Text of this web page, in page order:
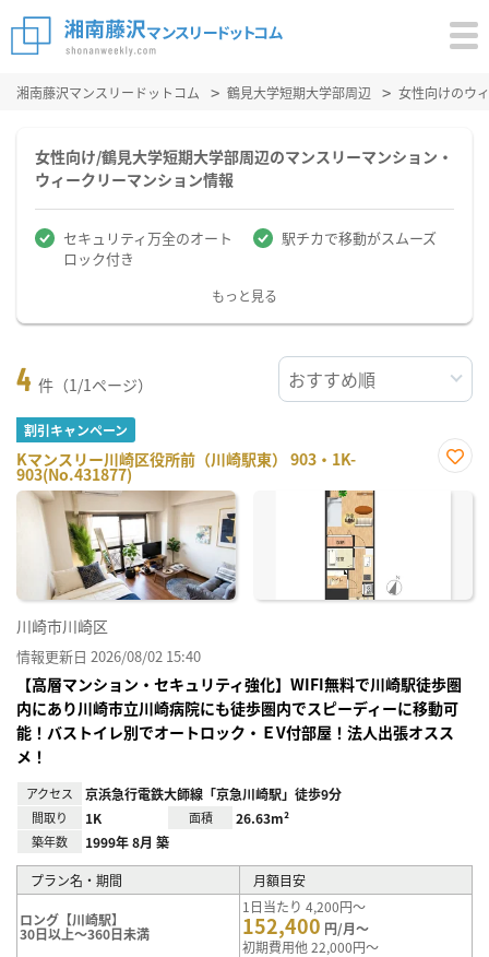
湘南藤沢マンスリードットコム 鶴見大学短期大学部周辺 女性向けのウ
女性向け/鶴見大学短期大学部周辺のマンスリーマンション・
ウィークリーマンション情報
セキュリティ万全のオート
ロック付き
駅チカで移動がスムーズ
もっと見る
4 件（1/1ページ）
割引キャンペーン
Kマンスリー川崎区役所前（川崎駅東） 903・1K-
903(No.431877)
に入
川崎市川崎区
情報更新日 2026/08/02 15:40
【高層マンション・セキュリティ強化】WIFI無料で川崎駅徒歩圏
内にあり川崎市立川崎病院にも徒歩圏内でスピーディーに移動可
能！バストイレ別でオートロック・ＥV付部屋！法人出張オスス
メ！
アクセス 京浜急行電鉄大師線「京急川崎駅」徒歩9分
間取り 1K 面積 26.63m²
築年数 1999年 8月 築
プラン名・期間 月額目安
ロング【川崎駅】
30日以上～360日未満
1日当たり 4,200円～
152,400 円/月～
初期費用他 22,000円～